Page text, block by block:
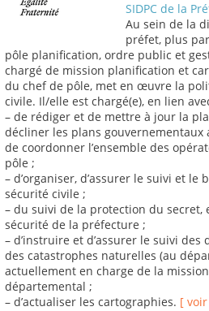
SIDPC de la
Au sein de la
préfet, plus
pôle planification, ordre public et
chargé de mission planification et
du chef de pôle, met en œuvre la
civile. Il/elle est chargé(e), en lien
– de rédiger et de mettre à jour la
décliner les plans
de coordonner l’ensemble des
pôle ;
– d’organiser, d’assurer le suivi et le
sécurité civile ;
– du suivi de la protection du secret,
sécurité de la préfecture ;
– d’instruire et d’assurer le suivi
des catastrophes naturelles (au
actuellement en charge de la
départemental ;
– d’actualiser les cartographies. [